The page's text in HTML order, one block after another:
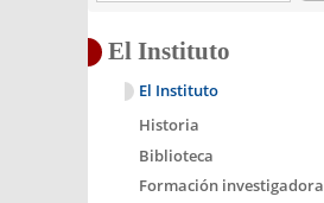
El Instituto
El Instituto
Historia
Biblioteca
Formación investigadora